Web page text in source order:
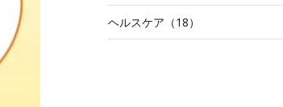
ヘルスケア（18）